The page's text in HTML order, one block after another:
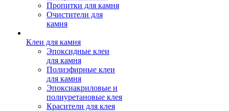
Пропитки для камня
Очистители для
камня
Клеи для камня
Эпоксидные клеи
для камня
Полиэфирные клеи
для камня
Эпоксиакриловые и
полиуретановые клея
Красители для клея